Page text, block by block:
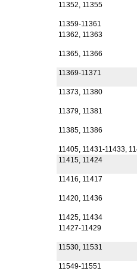
11352, 11355
11359-11361
11362, 11363
11365, 11366
11369-11371
11373, 11380
11379, 11381
11385, 11386
11405, 11431-11433,
11415, 11424
11416, 11417
11420, 11436
11425, 11434
11427-11429
11530, 11531
11549-11551